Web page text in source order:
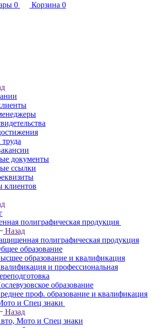
0 Корзина 0
документы
ссылки
клиентов
полиграфическая продукция
Назад
полиграфическая продукция
образование
образование и квалификация
и профессиональная
образование
проф. образование и квалификация
и Спец знаки
Назад
Мото и Спец знаки